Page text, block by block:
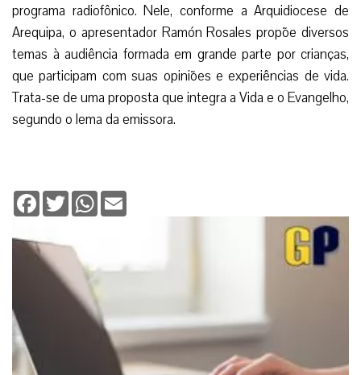
programa radiofônico. Nele, conforme a Arquidiocese de
Arequipa, o apresentador Ramón Rosales propõe diversos
temas à audiência formada em grande parte por crianças,
que participam com suas opiniões e experiências de vida.
Trata-se de uma proposta que integra a Vida e o Evangelho,
segundo o lema da emissora.
Facebook
TwitterWhatsApp